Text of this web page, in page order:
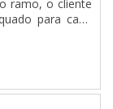
ramo, o cliente
para cada
SOBRE
pesquisa na
Soluções